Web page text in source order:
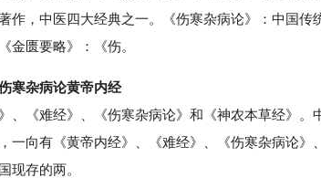
作，中医四大经典之一。《伤寒杂病论》：中国传
金匮要略》：《伤。
寒杂病论黄帝内经
《难经》、《伤寒杂病论》和《神农本草经》。
一向有《黄帝内经》、《难经》、《伤寒杂病论》
现存的两。